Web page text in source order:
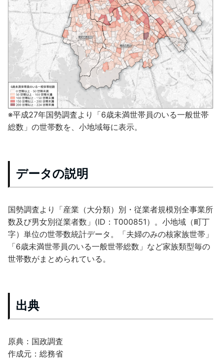
※平成27年国勢調査より「6歳未満世帯員のいる一般世帯
総数」の世帯数を、小地域毎に表示。
データの説明
国勢調査より「産業（大分類）別・従業者規模別全事業所
数及び男女別従業者数」(ID：T000851）。小地域（町丁
字）単位の世帯数統計データ。「夫婦のみの核家族世帯」
「6歳未満世帯員のいる一般世帯総数」など家族類型毎の
世帯数がまとめられている。
出典
原典：国政調査
作成元：総務省